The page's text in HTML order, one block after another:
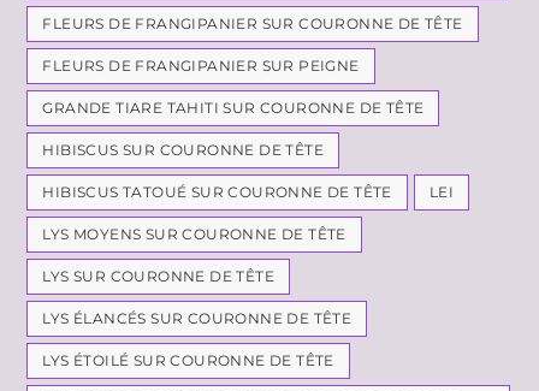
FLEURS DE FRANGIPANIER SUR COURONNE DE TÊTE
FLEURS DE FRANGIPANIER SUR PEIGNE
GRANDE TIARE TAHITI SUR COURONNE DE TÊTE
HIBISCUS SUR COURONNE DE TÊTE
HIBISCUS TATOUÉ SUR COURONNE DE TÊTE LEI
LYS MOYENS SUR COURONNE DE TÊTE
LYS SUR COURONNE DE TÊTE
LYS ÉLANCÉS SUR COURONNE DE TÊTE
LYS ÉTOILÉ SUR COURONNE DE TÊTE